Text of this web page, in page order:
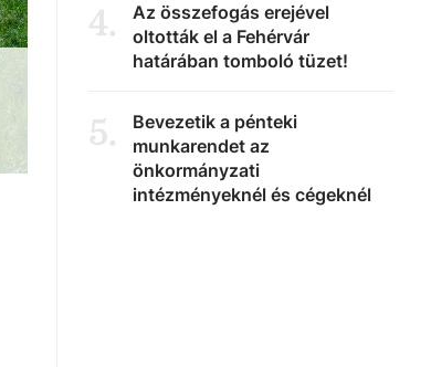
4.
Az összefogás erejével
oltották el a Fehérvár
határában tomboló tüzet!
5.
Bevezetik a pénteki
munkarendet az
önkormányzati
intézményeknél és cégeknél